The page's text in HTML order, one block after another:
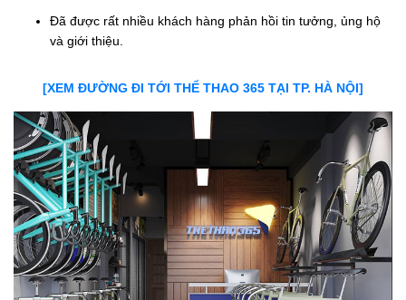
Đã được rất nhiều khách hàng phản hồi tin tưởng, ủng hộ
và giới thiệu.
[XEM ĐƯỜNG ĐI TỚI THỂ THAO 365 TẠI TP. HÀ NỘI]